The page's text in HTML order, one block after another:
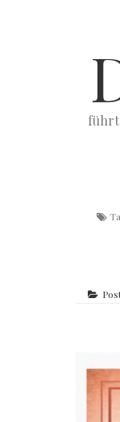
führt